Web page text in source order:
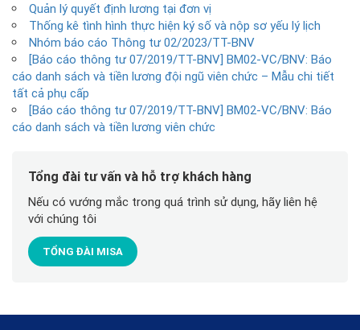
Quản lý quyết định lương tại đơn vị
Thống kê tình hình thực hiện ký số và nộp sơ yếu lý lịch
Nhóm báo cáo Thông tư 02/2023/TT-BNV
[Báo cáo thông tư 07/2019/TT-BNV] BM02-VC/BNV: Báo
cáo danh sách và tiền lương đội ngũ viên chức – Mẫu chi tiết
tất cả phụ cấp
[Báo cáo thông tư 07/2019/TT-BNV] BM02-VC/BNV: Báo
cáo danh sách và tiền lương viên chức
Tổng đài tư vấn và hỗ trợ khách hàng
Nếu có vướng mắc trong quá trình sử dụng, hãy liên hệ
với chúng tôi
TỔNG ĐÀI MISA